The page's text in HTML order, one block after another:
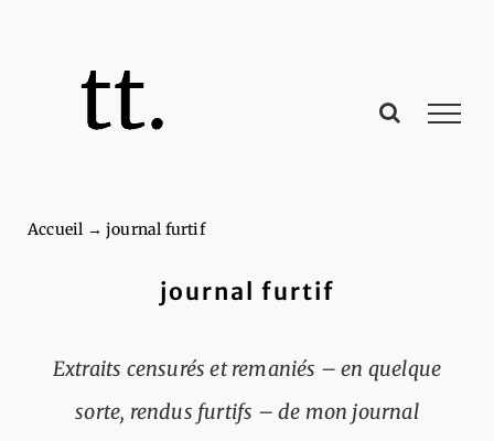
Accueil → journal furtif
journal furtif
Extraits censurés et remaniés – en quelque
sorte, rendus furtifs – de mon journal